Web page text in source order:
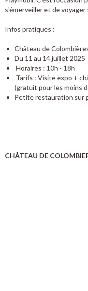
s'émerveiller et de voyager
Infos pratiques :
Château de
Du 11 au 14 juillet 2025
Horaires : 10h - 18h
Tarifs : Visite expo +
(gratuit pour les moins
Petite restauration sur
CHÂTEAU DE